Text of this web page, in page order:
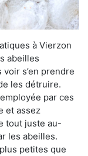
à Vierzon
abeilles
s’en prendre
les détruire.
par ces
et assez
tout juste au-
les abeilles.
petites que